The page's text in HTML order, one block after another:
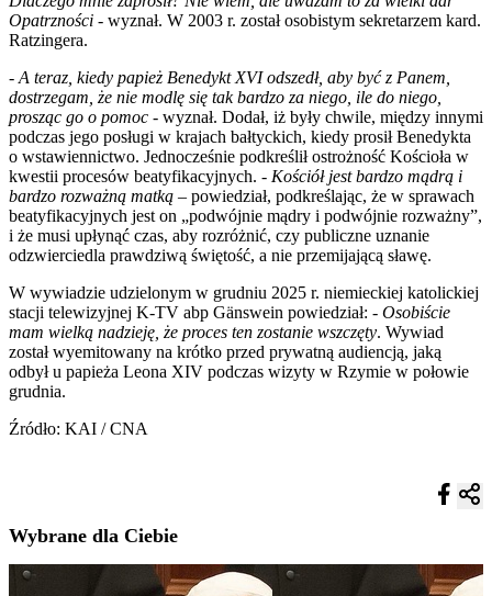
Opatrzności - wyznał. W 2003 r. został osobistym sekretarzem kard.
Ratzingera.
- A teraz, kiedy papież Benedykt XVI odszedł, aby być z Panem,
dostrzegam, że nie modlę się tak bardzo za niego, ile do niego,
prosząc go o pomoc - wyznał. Dodał, iż były chwile, między innymi
podczas jego posługi w krajach bałtyckich, kiedy prosił Benedykta
o wstawiennictwo. Jednocześnie podkreślił ostrożność Kościoła w
kwestii procesów beatyfikacyjnych. - Kościół jest bardzo mądrą i
bardzo rozważną matką – powiedział, podkreślając, że w sprawach
beatyfikacyjnych jest on „podwójnie mądry i podwójnie rozważny”,
i że musi upłynąć czas, aby rozróżnić, czy publiczne uznanie
odzwierciedla prawdziwą świętość, a nie przemijającą sławę.
W wywiadzie udzielonym w grudniu 2025 r. niemieckiej katolickiej
stacji telewizyjnej K-TV abp Gänswein powiedział: - Osobiście
mam wielką nadzieję, że proces ten zostanie wszczęty. Wywiad
został wyemitowany na krótko przed prywatną audiencją, jaką
odbył u papieża Leona XIV podczas wizyty w Rzymie w połowie
grudnia.
Źródło: KAI / CNA
Wybrane dla Ciebie